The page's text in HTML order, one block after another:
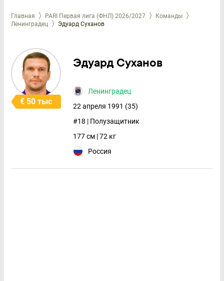
Главная PARI Первая лига (ФНЛ) 2026/2027
Команды
Ленинградец
Эдуард Суханов
€ 50 тыс
Эдуард Суханов
Ленинградец
22 апреля 1991 (35)
#18 | Полузащитник
177 см | 72 кг
Россия